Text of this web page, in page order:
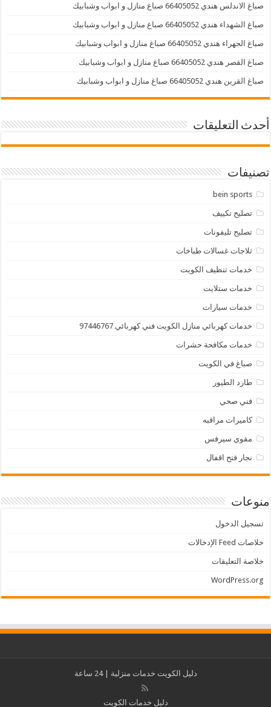
صباغ الاندلس هندي 66405052 صباغ منازل و ابواب وشبابيك
صباغ الشهداء هندي 66405052 صباغ منازل و ابواب وشبابيك
صباغ الجهراء هندي 66405052 صباغ منازل و ابواب وشبابيك
صباغ القصر هندي 66405052 صباغ منازل و ابواب وشبابيك
صباغ القرين هندي 66405052 صباغ منازل و ابواب وشبابيك
أحدث التعليقات
تصنيفات
bein sports
تصليح تكييف
تصليح تليفونات
ثلاجات غسالات طباخات
خدمات تنظيف الكويت
خدمات ستلايت
خدمات سيارات
خدمات كهربائي منازل الكويت فني كهربائي 97446767
خدمات مكافحة حشرات
صباغ في الكويت
طارد الطيور
فني صحي
كاميرات مراقبه
مقوي سيرفس
نجار فتح اقفال
منوعات
تسجيل الدخول
خلاصات Feed الإدخالات
خلاصة التعليقات
WordPress.org
دليل الكويت خدمات منزلية | 24 ساعة
دليل خدمات الكويت